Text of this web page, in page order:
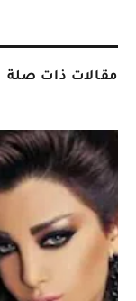
مقالات ذات صلة